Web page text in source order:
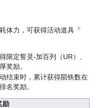
体力，可获得活动道具『
限定誓灵-加百列（UR）、
奖励。
结束时，累计获得陨铁数在
名奖励。
励